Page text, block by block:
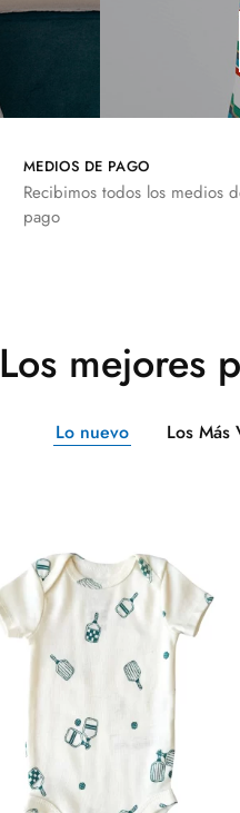
MEDIOS DE PAGO
Recibimos todos los medios
pago
Los mejores
Lo nuevo Los Más